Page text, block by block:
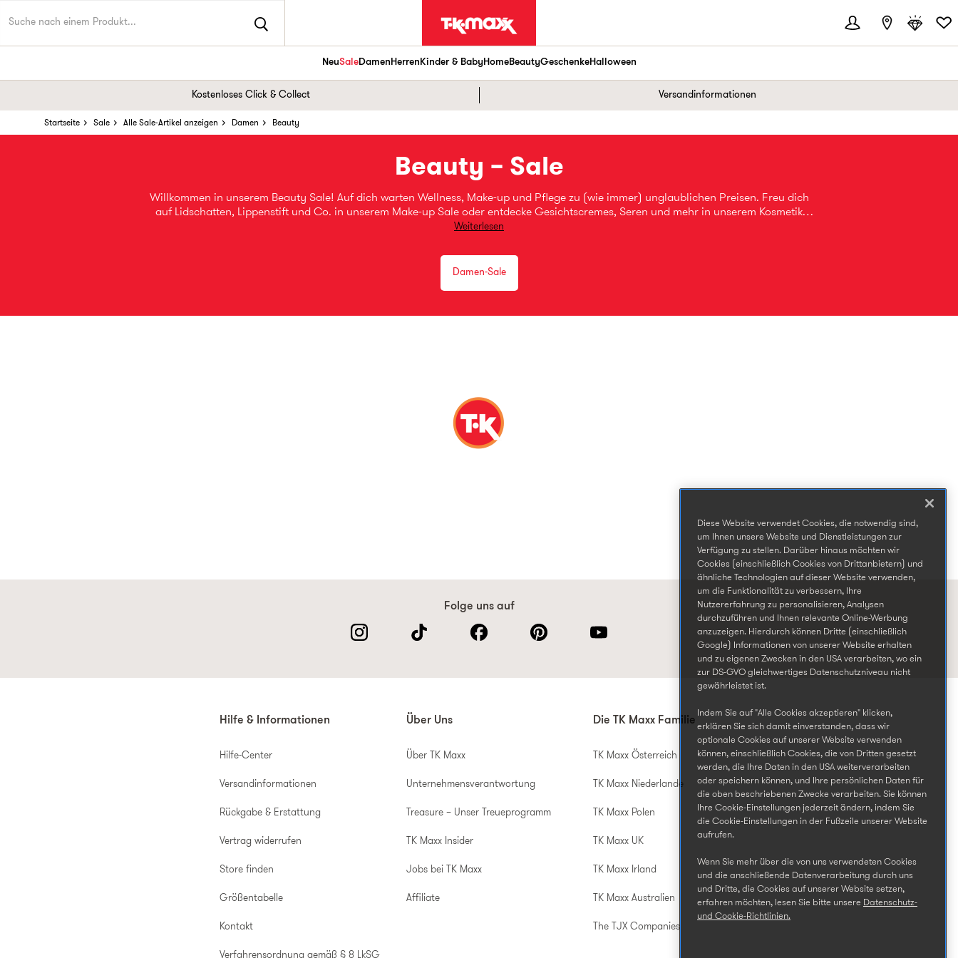
NeuSaleDamenHerrenKinder & BabyHomeBeautyGeschenkeHalloween
Kostenloses Click & Collect Versandinformationen
Startseite Sale Alle Sale-Artikel anzeigen Damen Beauty
Beauty – Sale
Willkommen in unserem Beauty Sale! Auf dich warten Wellness, Make-up und Pflege zu (wie immer) unglaublichen Preisen. Freu dich
auf Lidschatten, Lippenstift und Co. in unserem Make-up Sale oder entdecke Gesichtscremes, Seren und mehr in unserem Kosmetik
Sale. Fest steht: Bei uns findest du deine gesamte Schönheitsroutine mindestens 80 % günstiger*.
Weiterlesen
Damen-Sale
Folge uns auf
Hilfe & Informationen
Hilfe-Center
Versandinformationen
Rückgabe & Erstattung
Vertrag widerrufen
Store finden
Größentabelle
Kontakt
Verfahrensordnung gemäß § 8 LkSG
Über Uns
Über TK Maxx
Unternehmensverantwortung
Treasure – Unser Treueprogramm
TK Maxx Insider
Jobs bei TK Maxx
Affiliate
Die TK Maxx Familie
TK Maxx Österreich
TK Maxx Niederlande
TK Maxx Polen
TK Maxx UK
TK Maxx Irland
TK Maxx Australien
The TJX Companies
Diese Website verwendet Cookies, die notwendig sind,
um Ihnen unsere Website und Dienstleistungen zur
Verfügung zu stellen. Darüber hinaus möchten wir
Cookies (einschließlich Cookies von Drittanbietern) und
ähnliche Technologien auf dieser Website verwenden,
um die Funktionalität zu verbessern, Ihre
Nutzererfahrung zu personalisieren, Analysen
durchzuführen und Ihnen relevante Online-Werbung
anzuzeigen. Hierdurch können Dritte (einschließlich
Google) Informationen von unserer Website erhalten
und zu eigenen Zwecken in den USA verarbeiten, wo ein
zur DS-GVO gleichwertiges Datenschutzniveau nicht
gewährleistet ist.
Indem Sie auf "Alle Cookies akzeptieren" klicken,
erklären Sie sich damit einverstanden, dass wir
optionale Cookies auf unserer Website verwenden
können, einschließlich Cookies, die von Dritten gesetzt
werden, die Ihre Daten in den USA weiterverarbeiten
oder speichern können, und Ihre persönlichen Daten für
die oben beschriebenen Zwecke verarbeiten. Sie können
Ihre Cookie-Einstellungen jederzeit ändern, indem Sie
die Cookie-Einstellungen in der Fußzeile unserer Website
aufrufen.
Wenn Sie mehr über die von uns verwendeten Cookies
und die anschließende Datenverarbeitung durch uns
und Dritte, die Cookies auf unserer Website setzen,
erfahren möchten, lesen Sie bitte unsere Datenschutz-
und Cookie-Richtlinien.